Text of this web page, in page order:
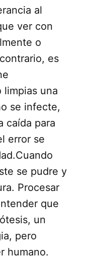
al
ver con
o
es
una
se infecte,
caída para
error se
se pudre y
Procesar
que
un
pero
humano.